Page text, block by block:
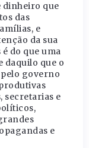
dinheiro que
das
e
da sua
do que uma
daquilo que o
governo
secretarias e
e